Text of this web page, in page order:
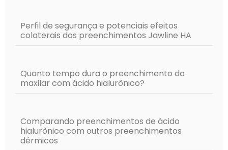
Perfil de segurança e potenciais efeitos
colaterais dos preenchimentos Jawline HA
Quanto tempo dura o preenchimento do
maxilar com ácido hialurônico?
Comparando preenchimentos de ácido
hialurônico com outros preenchimentos
dérmicos